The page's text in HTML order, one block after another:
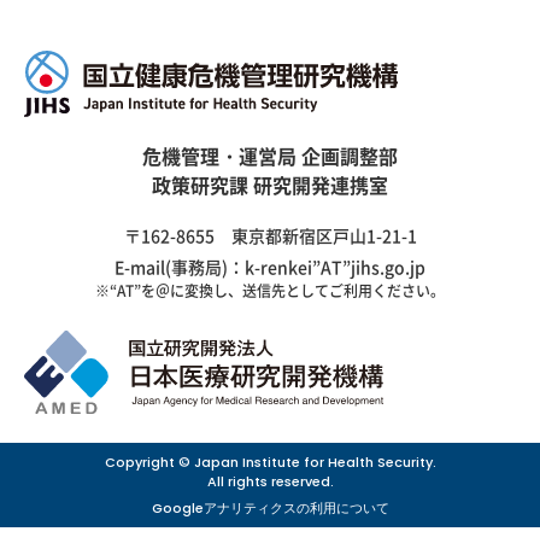
危機管理・運営局 企画調整部
政策研究課 研究開発連携室
〒162-8655 東京都新宿区戸山1-21-1
E-mail(事務局)：k-renkei”AT”jihs.go.jp
※“AT”を＠に変換し、送信先としてご利用ください。
Copyright © Japan Institute for Health Security.
All rights reserved.
Googleアナリティクスの利用について